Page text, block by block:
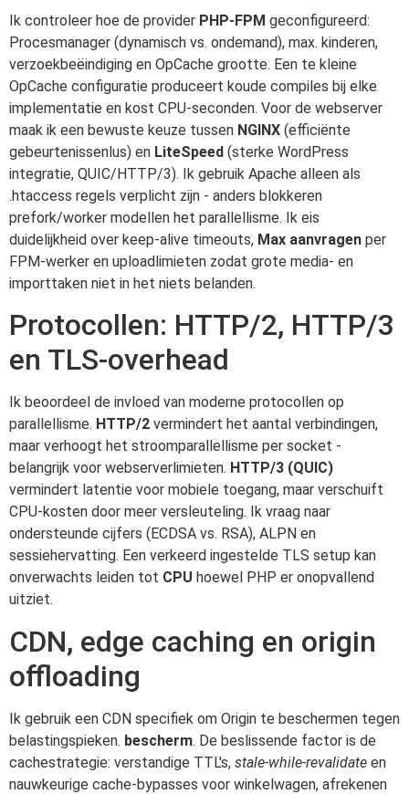
Ik controleer hoe de provider PHP-FPM geconfigureerd:
Procesmanager (dynamisch vs. ondemand), max. kinderen,
verzoekbeëindiging en OpCache grootte. Een te kleine
OpCache configuratie produceert koude compiles bij elke
implementatie en kost CPU-seconden. Voor de webserver
maak ik een bewuste keuze tussen NGINX (efficiënte
gebeurtenissenlus) en LiteSpeed (sterke WordPress
integratie, QUIC/HTTP/3). Ik gebruik Apache alleen als
.htaccess regels verplicht zijn - anders blokkeren
prefork/worker modellen het parallellisme. Ik eis
duidelijkheid over keep-alive timeouts, Max aanvragen per
FPM-werker en uploadlimieten zodat grote media- en
importtaken niet in het niets belanden.
Protocollen: HTTP/2, HTTP/3
en TLS-overhead
Ik beoordeel de invloed van moderne protocollen op
parallellisme. HTTP/2 vermindert het aantal verbindingen,
maar verhoogt het stroomparallellisme per socket -
belangrijk voor webserverlimieten. HTTP/3 (QUIC)
vermindert latentie voor mobiele toegang, maar verschuift
CPU-kosten door meer versleuteling. Ik vraag naar
ondersteunde cijfers (ECDSA vs. RSA), ALPN en
sessiehervatting. Een verkeerd ingestelde TLS setup kan
onverwachts leiden tot CPU hoewel PHP er onopvallend
uitziet.
CDN, edge caching en origin
offloading
Ik gebruik een CDN specifiek om Origin te beschermen tegen
belastingspieken. bescherm. De beslissende factor is de
cachestrategie: verstandige TTL's, stale-while-revalidate en
nauwkeurige cache-bypasses voor winkelwagen, afrekenen